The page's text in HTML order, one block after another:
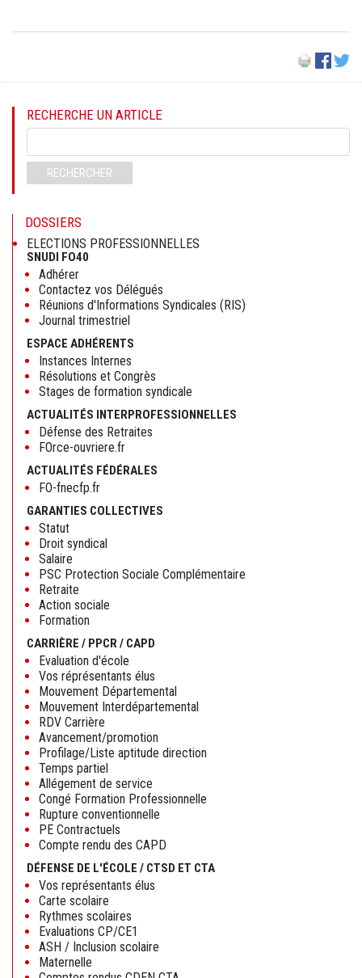
RECHERCHE UN ARTICLE
clés
RECHERCHER
DOSSIERS
ELECTIONS PROFESSIONNELLES
SNUDI FO40
Adhérer
Contactez vos Délégués
Réunions d'Informations Syndicales (RIS)
Journal trimestriel
ESPACE ADHÉRENTS
Instances Internes
Résolutions et Congrès
Stages de formation syndicale
ACTUALITÉS INTERPROFESSIONNELLES
Défense des Retraites
FOrce-ouvriere.fr
ACTUALITÉS FÉDÉRALES
FO-fnecfp.fr
GARANTIES COLLECTIVES
Statut
Droit syndical
Salaire
PSC Protection Sociale Complémentaire
Retraite
Action sociale
Formation
CARRIÈRE / PPCR / CAPD
Evaluation d'école
Vos réprésentants élus
Mouvement Départemental
Mouvement Interdépartemental
RDV Carrière
Avancement/promotion
Profilage/Liste aptitude direction
Temps partiel
Allégement de service
Congé Formation Professionnelle
Rupture conventionnelle
PE Contractuels
Compte rendu des CAPD
DÉFENSE DE L'ÉCOLE / CTSD ET CTA
Vos représentants élus
Carte scolaire
Rythmes scolaires
Evaluations CP/CE1
ASH / Inclusion scolaire
Maternelle